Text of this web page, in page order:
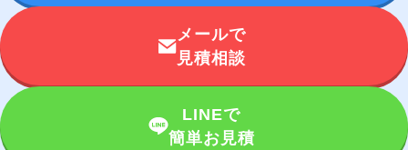
メールで
見積相談
LINEで
簡単お見積